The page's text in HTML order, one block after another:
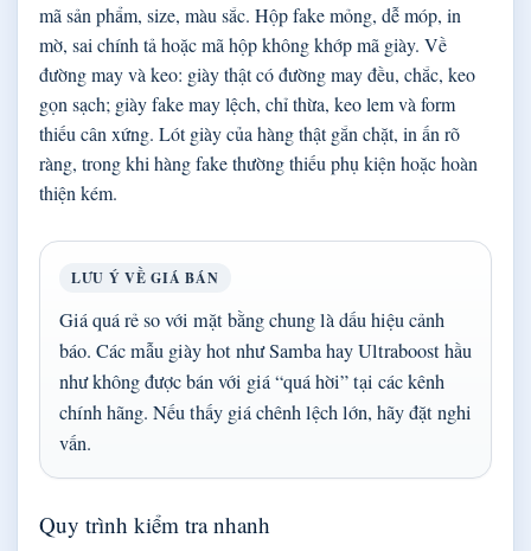
mã sản phẩm, size, màu sắc. Hộp fake mỏng, dễ móp, in
mờ, sai chính tả hoặc mã hộp không khớp mã giày. Về
đường may và keo: giày thật có đường may đều, chắc, keo
gọn sạch; giày fake may lệch, chỉ thừa, keo lem và form
thiếu cân xứng. Lót giày của hàng thật gắn chặt, in ấn rõ
ràng, trong khi hàng fake thường thiếu phụ kiện hoặc hoàn
thiện kém.
LƯU Ý VỀ GIÁ BÁN
Giá quá rẻ so với mặt bằng chung là dấu hiệu cảnh
báo. Các mẫu giày hot như Samba hay Ultraboost hầu
như không được bán với giá “quá hời” tại các kênh
chính hãng. Nếu thấy giá chênh lệch lớn, hãy đặt nghi
vấn.
Quy trình kiểm tra nhanh